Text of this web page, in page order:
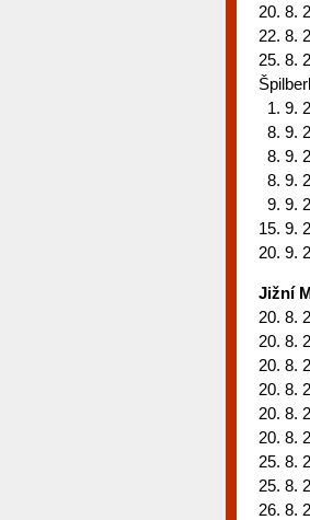
20. 8.
22. 8.
25. 8.
1. 9.
8. 9.
8. 9.
8. 9.
9. 9.
15. 9.
20. 9.
Jižní
20. 8.
20. 8.
20. 8.
20. 8.
20. 8.
20. 8.
25. 8.
25. 8.
26. 8.